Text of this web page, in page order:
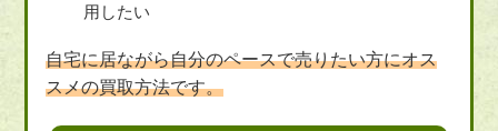
用したい
自宅に居ながら自分のペースで売りたい方にオス
スメの買取方法です。